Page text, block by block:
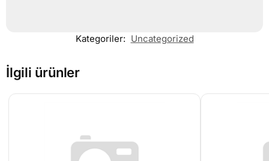
Kategoriler: Uncategorized
İlgili ürünler